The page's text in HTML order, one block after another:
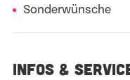
Sonderwünsche
INFOS &